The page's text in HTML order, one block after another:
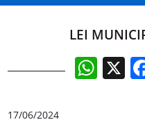
LEI
X
17/06/2024